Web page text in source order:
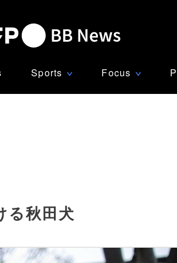
Sports ∨ Focus ∨
る秋田犬